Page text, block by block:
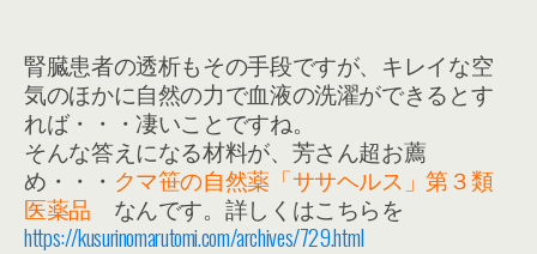
腎臓患者の透析もその手段ですが、キレイな空
気のほかに自然の力で血液の洗濯ができるとす
れば・・・凄いことですね。
そんな答えになる材料が、芳さん超お薦
め・・・ クマ笹の自然薬「ササヘルス」第３類
医薬品 なんです。詳しくはこちらを
https://kusurinomarutomi.com/archives/729.html